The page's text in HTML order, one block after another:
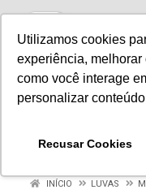
Utilizamos cookies
experiência,
como você interage
personalizar
Recusar Cookies
INÍCIO LUVAS